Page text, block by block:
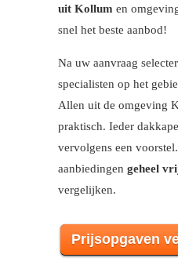
uit Kollum en
snel het beste aanbod!
Na uw aanvraag
specialisten op het
Allen uit de omgeving
praktisch. Ieder
vervolgens een
aanbiedingen geheel
vergelijken.
Prijsopgaven